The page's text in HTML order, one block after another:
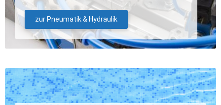
zur Pneumatik & Hydraulik